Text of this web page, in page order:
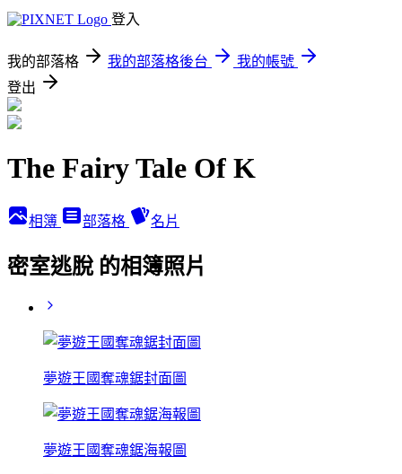
登入
我的部落格 我的部落格後台
我的帳號
登出
The Fairy Tale Of K
相簿 部落格 名片
密室逃脫 的相簿照片
夢遊王國奪魂鋸封面圖
夢遊王國奪魂鋸海報圖